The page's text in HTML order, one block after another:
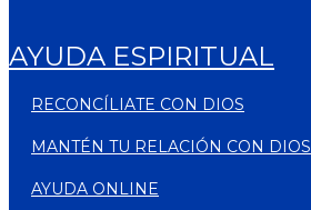
AYUDA ESPIRITUAL
RECONCÍLIATE CON DIOS
MANTÉN TU RELACIÓN CON DIOS
AYUDA ONLINE